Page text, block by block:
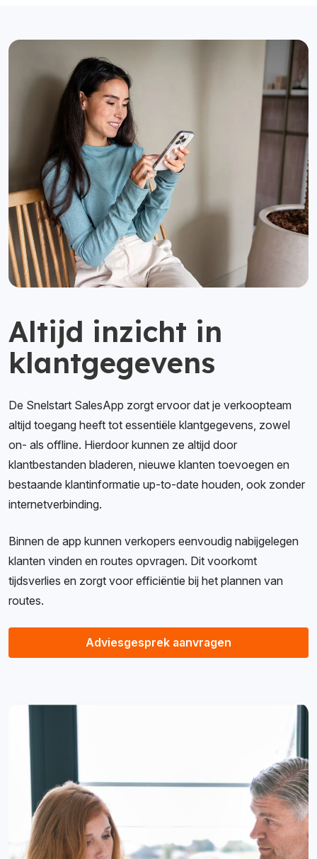
Altijd inzicht in
klantgegevens
De Snelstart SalesApp zorgt ervoor dat je verkoopteam
altijd toegang heeft tot essentiële klantgegevens, zowel
on- als offline. Hierdoor kunnen ze altijd door
klantbestanden bladeren, nieuwe klanten toevoegen en
bestaande klantinformatie up-to-date houden, ook zonder
internetverbinding.
Binnen de app kunnen verkopers eenvoudig nabijgelegen
klanten vinden en routes opvragen. Dit voorkomt
tijdsverlies en zorgt voor efficiëntie bij het plannen van
routes.
Adviesgesprek aanvragen